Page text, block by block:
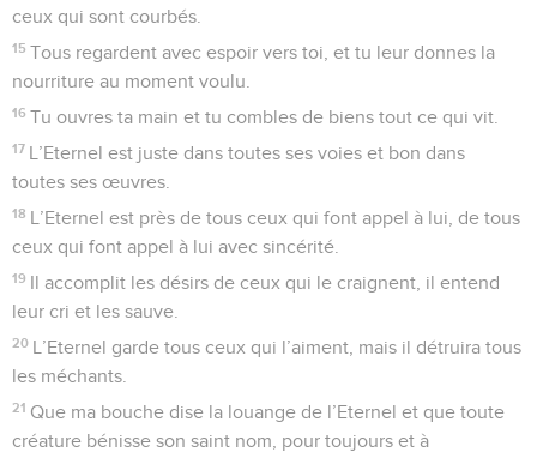
ceux qui sont courbés.
15 Tous regardent avec espoir vers toi, et tu leur donnes la
nourriture au moment voulu.
16 Tu ouvres ta main et tu combles de biens tout ce qui vit.
17 L’Eternel est juste dans toutes ses voies et bon dans
toutes ses œuvres.
18 L’Eternel est près de tous ceux qui font appel à lui, de tous
ceux qui font appel à lui avec sincérité.
19 Il accomplit les désirs de ceux qui le craignent, il entend
leur cri et les sauve.
20 L’Eternel garde tous ceux qui l’aiment, mais il détruira tous
les méchants.
21 Que ma bouche dise la louange de l’Eternel et que toute
créature bénisse son saint nom, pour toujours et à